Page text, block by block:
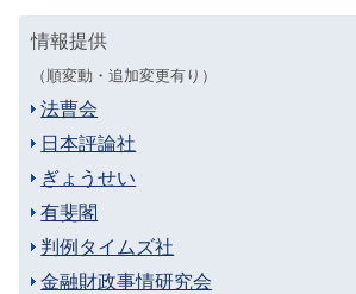
情報提供
（順変動・追加変更有り）
法曹会
日本評論社
ぎょうせい
有斐閣
判例タイムズ社
金融財政事情研究会